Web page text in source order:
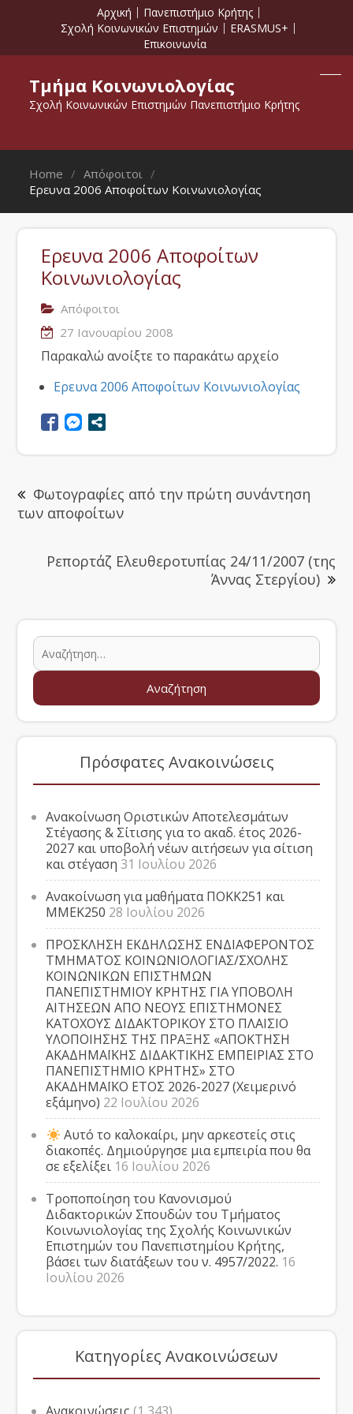
Αρχική
Πανεπιστήμιο Κρήτης
Σχολή Κοινωνικών Επιστημών
ERASMUS+
Επικοινωνία
Τμήμα Κοινωνιολογίας
Σχολή Κοινωνικών Επιστημών Πανεπιστήμιο Κρήτης
Home
Απόφοιτοι
Ερευνα 2006 Αποφοίτων Κοινωνιολογίας
Ερευνα 2006 Αποφοίτων
Κοινωνιολογίας
Απόφοιτοι
27 Ιανουαρίου 2008
Παρακαλώ ανοίξτε το παρακάτω αρχείο
Ερευνα 2006 Αποφοίτων Κοινωνιολογίας
Φωτογραφίες από την πρώτη συνάντηση
των αποφοίτων
Ρεπορτάζ Ελευθεροτυπίας 24/11/2007 (της
Άννας Στεργίου)
Πρόσφατες Ανακοινώσεις
Ανακοίνωση Οριστικών Αποτελεσμάτων
Στέγασης & Σίτισης για το ακαδ. έτος 2026-
2027 και υποβολή νέων αιτήσεων για σίτιση
και στέγαση 31 Ιουλίου 2026
Ανακοίνωση για μαθήματα ΠΟΚΚ251 και
ΜΜΕΚ250 28 Ιουλίου 2026
ΠΡΟΣΚΛΗΣΗ ΕΚΔΗΛΩΣΗΣ ΕΝΔΙΑΦΕΡΟΝΤΟΣ
ΤΜΗΜΑΤΟΣ ΚΟΙΝΩΝΙΟΛΟΓΙΑΣ/ΣΧΟΛΗΣ
ΚΟΙΝΩΝΙΚΩΝ ΕΠΙΣΤΗΜΩΝ
ΠΑΝΕΠΙΣΤΗΜΙΟΥ ΚΡΗΤΗΣ ΓΙΑ ΥΠΟΒΟΛΗ
ΑΙΤΗΣΕΩΝ ΑΠΟ ΝΕΟΥΣ ΕΠΙΣΤΗΜΟΝΕΣ
ΚΑΤΟΧΟΥΣ ΔΙΔΑΚΤΟΡΙΚΟΥ ΣΤΟ ΠΛΑΙΣΙΟ
ΥΛΟΠΟΙΗΣΗΣ ΤΗΣ ΠΡΑΞΗΣ «ΑΠΟΚΤΗΣΗ
ΑΚΑΔΗΜΑΪΚΗΣ ΔΙΔΑΚΤΙΚΗΣ ΕΜΠΕΙΡΙΑΣ ΣΤΟ
ΠΑΝΕΠΙΣΤΗΜΙΟ ΚΡΗΤΗΣ» ΣΤΟ
ΑΚΑΔΗΜΑΪΚΟ ΕΤΟΣ 2026-2027 (Χειμερινό
εξάμηνο) 22 Ιουλίου 2026
Αυτό το καλοκαίρι, μην αρκεστείς στις
διακοπές. Δημιούργησε μια εμπειρία που θα
σε εξελίξει 16 Ιουλίου 2026
Τροποποίηση του Κανονισμού
Διδακτορικών Σπουδών του Τμήματος
Κοινωνιολογίας της Σχολής Κοινωνικών
Επιστημών του Πανεπιστημίου Κρήτης,
βάσει των διατάξεων του ν. 4957/2022. 16
Ιουλίου 2026
Κατηγορίες Ανακοινώσεων